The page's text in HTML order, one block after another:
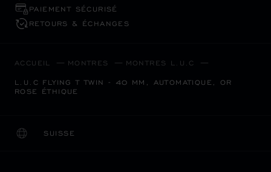
PAIEMENT SÉCURISÉ
RETOURS & ÉCHANGES
ACCUEIL MONTRES MONTRES L.U.C
L.U.C FLYING T TWIN - 40 MM, AUTOMATIQUE, OR
ROSE ÉTHIQUE
SUISSE
LOCALISATION (CHANGER DE PAYS)
CHANGER DE PAYS